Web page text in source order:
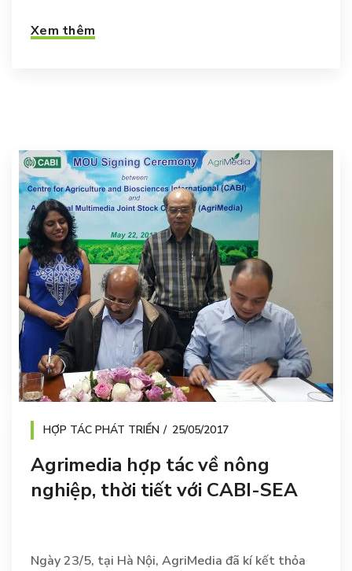
Xem thêm
HỢP TÁC PHÁT TRIỂN 25/05/2017
Agrimedia hợp tác về nông
nghiệp, thời tiết với CABI-SEA
Ngày 23/5, tại Hà Nội, AgriMedia đã kí kết thỏa